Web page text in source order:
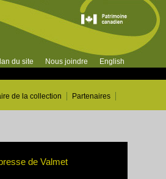
du site Nous joindre English
de la collection Partenaires
de Valmet